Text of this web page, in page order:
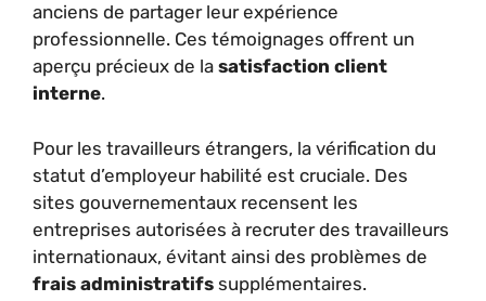
anciens de partager leur expérience
professionnelle. Ces témoignages offrent un
aperçu précieux de la satisfaction client
interne.
Pour les travailleurs étrangers, la vérification du
statut d’employeur habilité est cruciale. Des
sites gouvernementaux recensent les
entreprises autorisées à recruter des travailleurs
internationaux, évitant ainsi des problèmes de
frais administratifs supplémentaires.